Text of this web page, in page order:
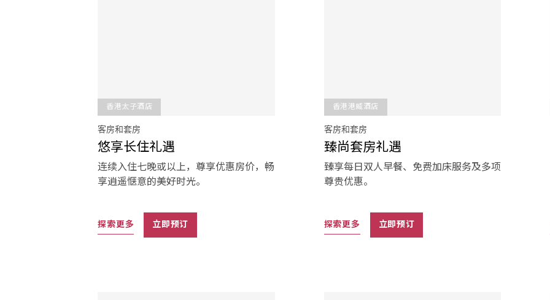
香港太子酒店
客房和套房
悠享长住礼遇
连续入住七晚或以上，尊享优惠房价，畅
享逍遥惬意的美好时光。
探索更多 立即预订
香港港威酒店
客房和套房
臻尚套房礼遇
臻享每日双人早餐、免费加床服务及多项
尊贵优惠。
探索更多 立即预订